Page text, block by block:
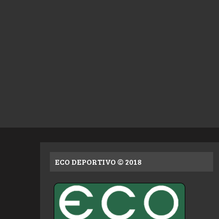
ECO DEPORTIVO © 2018